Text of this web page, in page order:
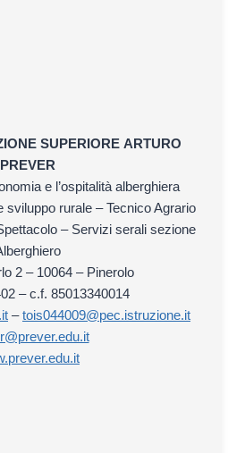
SUPERIORE ARTURO
PREVER
e l’ospitalità alberghiera
sviluppo rurale – Tecnico Agrario
– Servizi serali sezione
2 – 10064 – Pinerolo
– c.f. 85013340014
–tois044009@pec.istruzione.it